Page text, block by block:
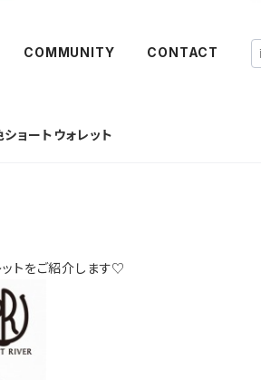
COMMUNITY CONTACT
ョートウォレット
ットをご紹介します♡